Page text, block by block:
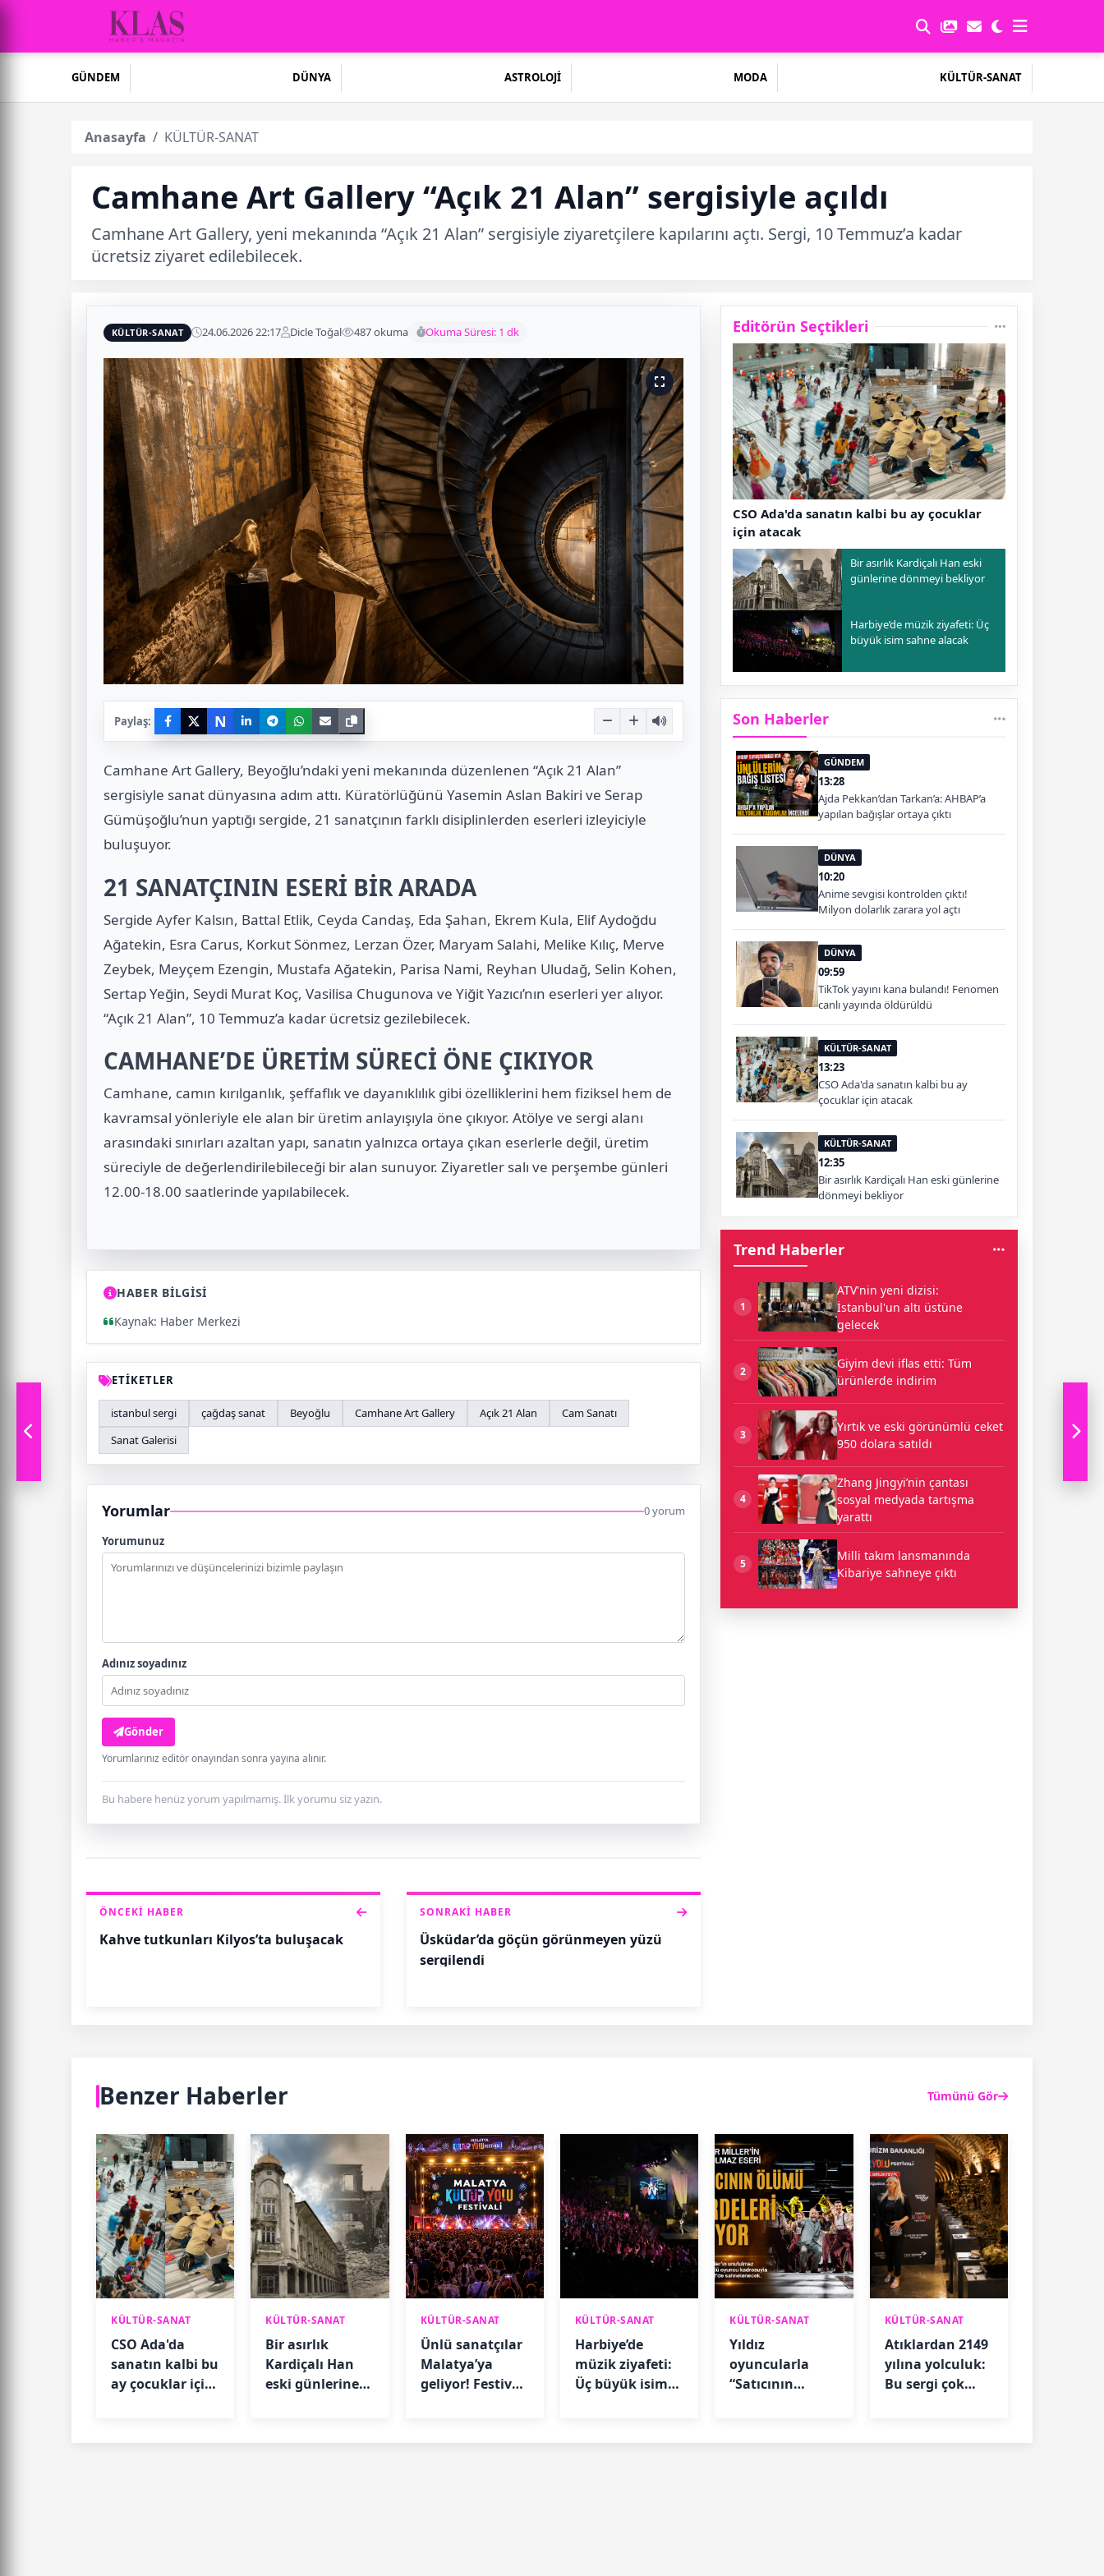
GÜNDEM DÜNYA ASTROLOJİ MODA KÜLTÜR-SANAT
Anasayfa KÜLTÜR-SANAT
Camhane Art Gallery “Açık 21 Alan” sergisiyle açıldı
Camhane Art Gallery, yeni mekanında “Açık 21 Alan” sergisiyle ziyaretçilere kapılarını açtı. Sergi, 10 Temmuz’a kadar
ücretsiz ziyaret edilebilecek.
KÜLTÜR-SANAT 24.06.2026 22:17 Dicle Toğal 487 okuma Okuma Süresi: 1 dk
Paylaş: N
Camhane Art Gallery, Beyoğlu’ndaki yeni mekanında düzenlenen “Açık 21 Alan”
sergisiyle sanat dünyasına adım attı. Küratörlüğünü Yasemin Aslan Bakiri ve Serap
Gümüşoğlu’nun yaptığı sergide, 21 sanatçının farklı disiplinlerden eserleri izleyiciyle
buluşuyor.
21 SANATÇININ ESERİ BİR ARADA
Sergide Ayfer Kalsın, Battal Etlik, Ceyda Candaş, Eda Şahan, Ekrem Kula, Elif Aydoğdu
Ağatekin, Esra Carus, Korkut Sönmez, Lerzan Özer, Maryam Salahi, Melike Kılıç, Merve
Zeybek, Meyçem Ezengin, Mustafa Ağatekin, Parisa Nami, Reyhan Uludağ, Selin Kohen,
Sertap Yeğin, Seydi Murat Koç, Vasilisa Chugunova ve Yiğit Yazıcı’nın eserleri yer alıyor.
“Açık 21 Alan”, 10 Temmuz’a kadar ücretsiz gezilebilecek.
CAMHANE’DE ÜRETİM SÜRECİ ÖNE ÇIKIYOR
Camhane, camın kırılganlık, şeffaflık ve dayanıklılık gibi özelliklerini hem fiziksel hem de
kavramsal yönleriyle ele alan bir üretim anlayışıyla öne çıkıyor. Atölye ve sergi alanı
arasındaki sınırları azaltan yapı, sanatın yalnızca ortaya çıkan eserlerle değil, üretim
süreciyle de değerlendirilebileceği bir alan sunuyor. Ziyaretler salı ve perşembe günleri
12.00-18.00 saatlerinde yapılabilecek.
HABER BİLGİSİ
Kaynak: Haber Merkezi
ETİKETLER
istanbul sergi çağdaş sanat Beyoğlu Camhane Art Gallery Açık 21 Alan
Cam Sanatı
Sanat Galerisi
Yorumlar 0 yorum
Yorumunuz
Adınız soyadınız
Gönder
Yorumlarınız editör onayından sonra yayına alınır.
Bu habere henüz yorum yapılmamış. İlk yorumu siz yazın.
ÖNCEKI HABER
Kahve tutkunları Kilyos’ta buluşacak
SONRAKI HABER
Üsküdar’da göçün görünmeyen yüzü
sergilendi
Editörün Seçtikleri
CSO Ada'da sanatın kalbi bu ay çocuklar
için atacak
Bir asırlık Kardiçalı Han eski
günlerine dönmeyi bekliyor
Harbiye’de müzik ziyafeti: Üç
büyük isim sahne alacak
Son Haberler
GÜNDEM
13:28
Ajda Pekkan’dan Tarkan’a: AHBAP’a
yapılan bağışlar ortaya çıktı
DÜNYA
10:20
Anime sevgisi kontrolden çıktı!
Milyon dolarlık zarara yol açtı
DÜNYA
09:59
TikTok yayını kana bulandı! Fenomen
canlı yayında öldürüldü
KÜLTÜR-SANAT
13:23
CSO Ada'da sanatın kalbi bu ay
çocuklar için atacak
KÜLTÜR-SANAT
12:35
Bir asırlık Kardiçalı Han eski günlerine
dönmeyi bekliyor
Trend Haberler
1
ATV'nin yeni dizisi:
İstanbul'un altı üstüne
gelecek
2
Giyim devi iflas etti: Tüm
ürünlerde indirim
3
Yırtık ve eski görünümlü ceket
950 dolara satıldı
4
Zhang Jingyi’nin çantası
sosyal medyada tartışma
yarattı
5
Milli takım lansmanında
Kibariye sahneye çıktı
Benzer Haberler Tümünü Gör
KÜLTÜR-SANAT
CSO Ada'da
sanatın kalbi bu
ay çocuklar için
KÜLTÜR-SANAT
Bir asırlık
Kardiçalı Han
eski günlerine
KÜLTÜR-SANAT
Ünlü sanatçılar
Malatya’ya
geliyor! Festival
KÜLTÜR-SANAT
Harbiye’de
müzik ziyafeti:
Üç büyük isim
KÜLTÜR-SANAT
Yıldız
oyuncularla
“Satıcının
KÜLTÜR-SANAT
Atıklardan 2149
yılına yolculuk:
Bu sergi çok